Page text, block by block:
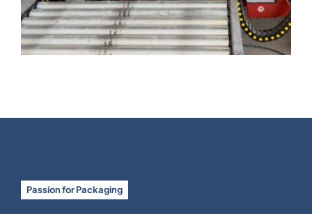
Passion for Packaging